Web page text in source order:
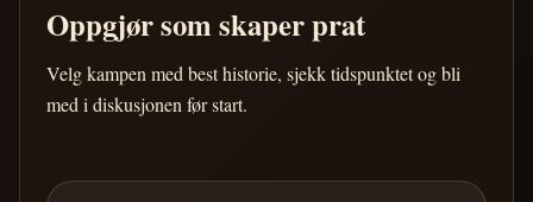
Oppgjør som skaper prat
Velg kampen med best historie, sjekk tidspunktet og bli
med i diskusjonen før start.